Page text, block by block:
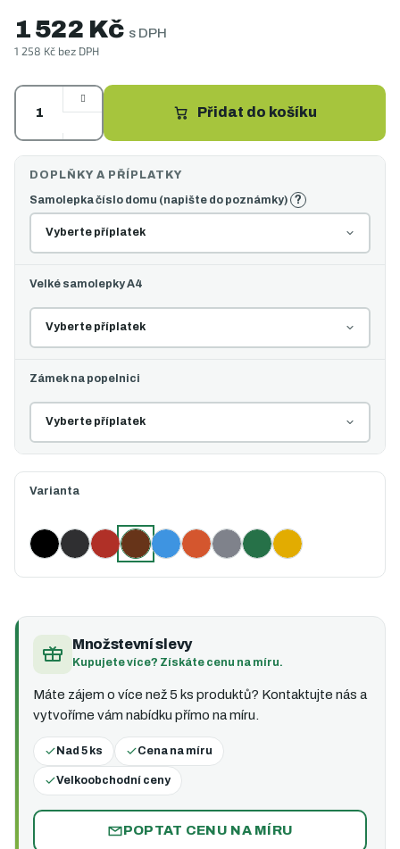
1 522 Kč s DPH
1 258 Kč bez DPH
cena:
Samolepka číslo domu (napište do poznámky) ?
Velké samolepky A4
Zámek na popelnici
Varianta
ČernáČerná s oranžovým víkem
ČervenáHnědá (vybráno)
ModráOranžová
Šedá ZelenáŽlutá
Přidat do košíku
Množstevní slevy
Kupujete více? Získáte cenu na míru.
Máte zájem o více než 5 ks produktů? Kontaktujte nás a
vytvoříme vám nabídku přímo na míru.
Nad 5 ks Cena na míru
Velkoobchodní ceny
POPTAT CENU NA MÍRU